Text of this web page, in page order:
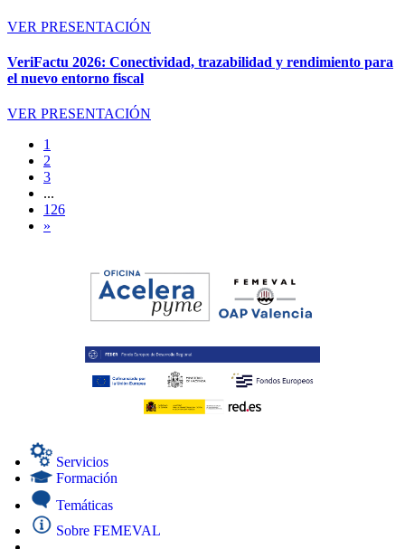
VER PRESENTACIÓN
VeriFactu 2026: Conectividad, trazabilidad y rendimiento para
el nuevo entorno fiscal
VER PRESENTACIÓN
1
2
3
...
126
»
Servicios
Formación
Temáticas
Sobre FEMEVAL